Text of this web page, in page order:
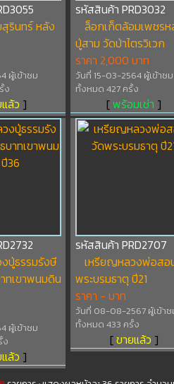
รินทร์ หลัง
ผู้เข้าชม
ง
ล้ว ]
รหัสสินค้า PRD3032
ล็อกเก็ตล้อมเพชรห
ปู่สาม วัดป่าไตรวิเวก
ราคา 2,000 บาท
วันที่ 15-03-2564 ผู้เข้าชม
ทั้งหมด 427 ครั้ง
[พร้อมเช่า ]
ปู่ธรรมรังษี
ทเขาพนมดิน
ผู้เข้าชม
ง
ล้ว ]
รหัสสินค้า PRD2707
เหรียญหลวงพ่อสอ
พระบรมธาตุ ปี21
ราคา - บาท
วันที่ 08-08-2567 ผู้เข้าช
ทั้งหมด 433 ครั้ง
[ขายแล้ว ]